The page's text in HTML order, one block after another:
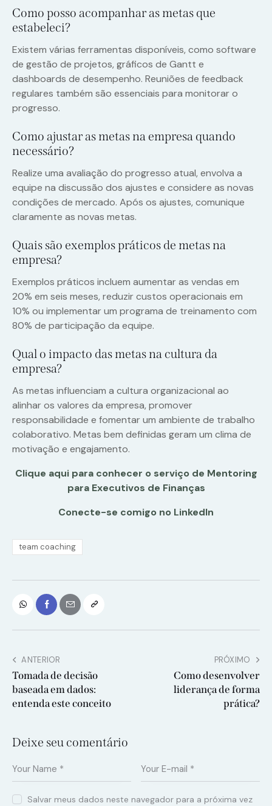
Como posso acompanhar as metas que
estabeleci?
Existem várias ferramentas disponíveis, como software
de gestão de projetos, gráficos de Gantt e
dashboards de desempenho. Reuniões de feedback
regulares também são essenciais para monitorar o
progresso.
Como ajustar as metas na empresa quando
necessário?
Realize uma avaliação do progresso atual, envolva a
equipe na discussão dos ajustes e considere as novas
condições de mercado. Após os ajustes, comunique
claramente as novas metas.
Quais são exemplos práticos de metas na
empresa?
Exemplos práticos incluem aumentar as vendas em
20% em seis meses, reduzir custos operacionais em
10% ou implementar um programa de treinamento com
80% de participação da equipe.
Qual o impacto das metas na cultura da
empresa?
As metas influenciam a cultura organizacional ao
alinhar os valores da empresa, promover
responsabilidade e fomentar um ambiente de trabalho
colaborativo. Metas bem definidas geram um clima de
motivação e engajamento.
Clique aqui para conhecer o serviço de Mentoring
para Executivos de Finanças
Conecte-se comigo no LinkedIn
team coaching
ANTERIOR
Tomada de decisão
baseada em dados:
entenda este conceito
PRÓXIMO
Como desenvolver
liderança de forma
prática?
Deixe seu comentário
Salvar meus dados neste navegador para a próxima vez